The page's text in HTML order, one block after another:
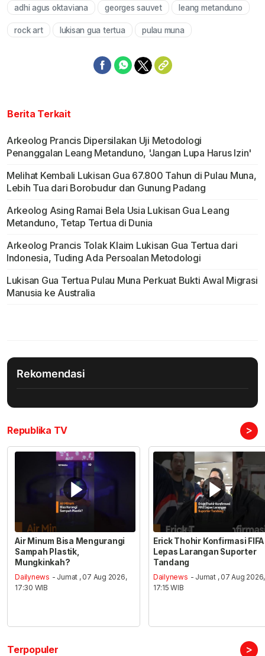
Mute
adhi agus oktaviana georges sauvet leang metanduno
rock art lukisan gua tertua pulau muna
Berita Terkait
Arkeolog Prancis Dipersilakan Uji Metodologi
Penanggalan Leang Metanduno, 'Jangan Lupa Harus Izin'
Melihat Kembali Lukisan Gua 67.800 Tahun di Pulau Muna,
Lebih Tua dari Borobudur dan Gunung Padang
Arkeolog Asing Ramai Bela Usia Lukisan Gua Leang
Metanduno, Tetap Tertua di Dunia
Arkeolog Prancis Tolak Klaim Lukisan Gua Tertua dari
Indonesia, Tuding Ada Persoalan Metodologi
Lukisan Gua Tertua Pulau Muna Perkuat Bukti Awal Migrasi
Manusia ke Australia
Rekomendasi
Republika TV >
Air Minum Bisa Mengurangi
Sampah Plastik,
Mungkinkah?
Dailynews - Jumat , 07 Aug 2026,
17:30 WIB
Erick Thohir Konfirmasi FIFA
Lepas Larangan Suporter
Tandang
Dailynews - Jumat , 07 Aug 2026,
17:15 WIB
Terpopuler >